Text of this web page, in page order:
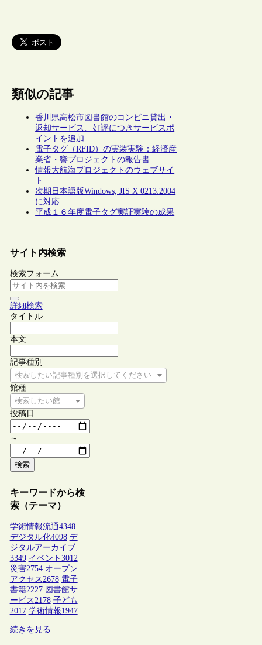
類似の記事
香川県高松市図書館のコンビニ貸出・
返却サービス、好評につきサービスポ
イントを追加
電子タグ（RFID）の実装実験：経済産
業省・響プロジェクトの報告書
情報大航海プロジェクトのウェブサイ
ト
次期日本語版Windows, JIS X 0213:2004
に対応
平成１６年度電子タグ実証実験の成果
サイト内検索
検索フォーム
詳細検索
タイトル
本文
記事種別
検索したい記事種別を選択してください
館種
検索したい館種を選択してください
投稿日
～
検索
キーワードから検
索（テーマ）
学術情報流通4348
デジタル化4098 デ
ジタルアーカイブ
3349 イベント 3012
災害2754 オープン
アクセス2678 電子
書籍2227 図書館サ
ービス2178 子ども
2017 学術情報1947
続きを見る